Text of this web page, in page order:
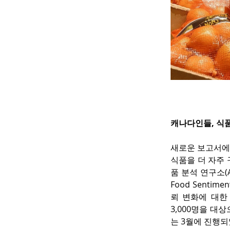
캐나다인들, 식
새로운 보고서
식품을 더 자주
품 분석 연구소
Food
뢰 변화에 대
3,000명을 대상
는 3월에 진행